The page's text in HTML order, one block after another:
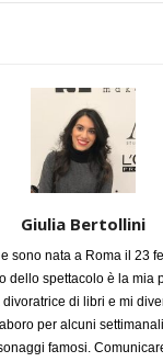
Giulia Bertollini
sono nata a Roma il 23
dello spettacolo è la mia
di libri e mi
per alcuni
famosi.